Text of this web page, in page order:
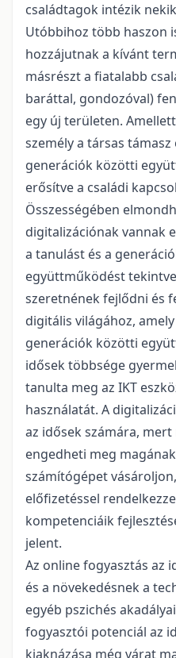
családtagok intézik
Utóbbihoz több haszon
hozzájutnak a kívánt
másrészt a fiatalabb
baráttal, gondozóval)
egy új területen.
személy a társas
generációk közötti
erősítve a családi
Összességében
digitalizációnak vannak
a tanulást és a
együttműködést
szeretnének fejlődni és
digitális világához,
generációk közötti
idősek többsége
tanulta meg az IKT
használatát. A
az idősek számára,
engedheti meg
számítógépet
előfizetéssel
kompetenciáik
jelent.
Az online fogyasztás az
és a növekedésnek a
egyéb pszichés
fogyasztói potenciál az
kiaknázása még várat